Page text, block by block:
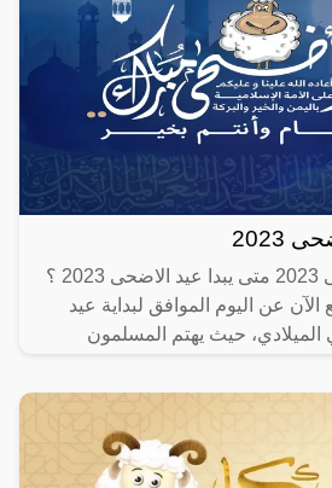
2023
متى يبدا عيد الاضحى 2023 متى يبدا عيد الاضحى 2023 ؟
عن اليوم الموافق لبداية عيد
الميلادي، حيث يهتم المسلمون